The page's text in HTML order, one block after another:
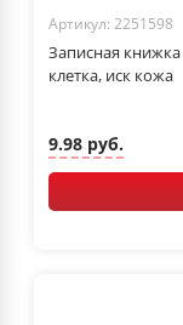
Артикул: 2251598
Записная книжка
клетка, иск кожа
9.98 руб.